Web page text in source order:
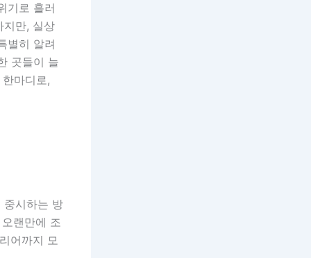
기로 흘러
지만, 실상
별히 알려
곳들이 늘
마디로,
중시하는 방
랜만에 조
어까지 모